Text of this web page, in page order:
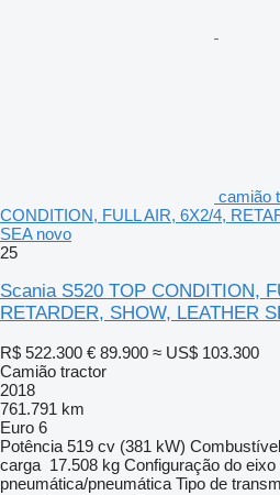
camião
CONDITION, FULL AIR, 6X2/4,
SEA novo
25
Scania S520 TOP CONDITION,
RETARDER, SHOW, LEATHER
R$ 522.300 € 89.900 ≈ US$ 103.300
Camião tractor
2018
761.791 km
Euro 6
Potência 519 cv (381 kW) Combustível
carga 17.508 kg Configuração do eixo
pneumática/pneumática Tipo de